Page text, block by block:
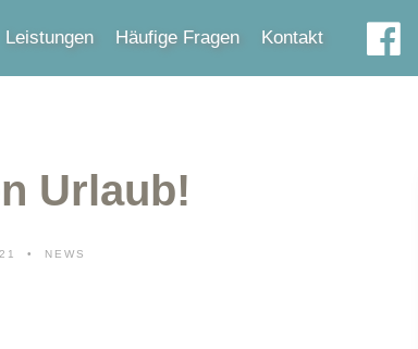
Leistungen Häufige Fragen Kontakt
Urlaub!
NEWS